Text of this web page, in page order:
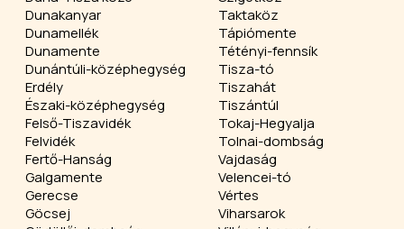
Dunakanyar
Dunamellék
Dunamente
Dunántúli-középhegység
Erdély
Északi-középhegység
Felső-Tiszavidék
Felvidék
Fertő-Hanság
Galgamente
Gerecse
Göcsej
Taktaköz
Tápiómente
Tétényi-fennsík
Tisza-tó
Tiszahát
Tiszántúl
Tokaj-Hegyalja
Tolnai-dombság
Vajdaság
Velencei-tó
Vértes
Viharsarok